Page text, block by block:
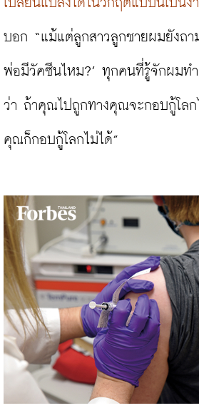
เปลี่ยนแปลงได้ในวิกฤตแบบนี้เป็นง
บอก “แม้แต่ลูกสาวลูกชายผมยังถ
พ่อมีวัคซีนไหม?’ ทุกคนที่รู้จักผมท
ว่า ถ้าคุณไปถูกทางคุณจะกอบกู้โลก
คุณก็กอบกู้โลกไม่ได้”